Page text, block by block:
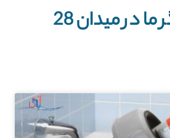
خدمات دیگر ما در میدان 28